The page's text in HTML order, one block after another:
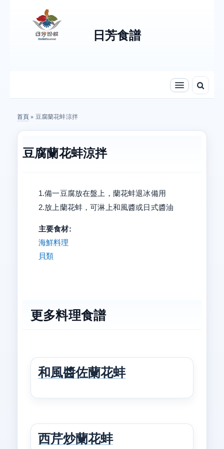
Skip to content
Skip to navigation
日芳食譜
您在這裡
首頁» 豆腐蘭花蚌涼拌
豆腐蘭花蚌涼拌
1.備一豆腐放在盤上，蘭花蚌退冰備用
2.放上蘭花蚌，可淋上和風醬或日式醬油
主要食材:
海鮮料理
貝類
更多料理食譜
和風醬佐蘭花蚌
西芹炒蘭花蚌